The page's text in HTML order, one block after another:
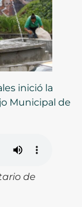
inició la
Municipal de
de